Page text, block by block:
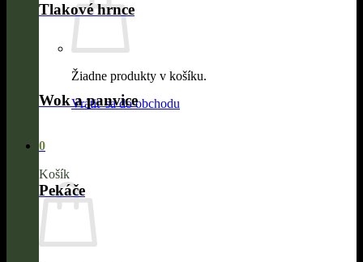
Žiadne produkty v košíku.
Vrátiť sa do obchodu
0
Košík
Tlakové hrnce
Wok a panvice
Pekáče